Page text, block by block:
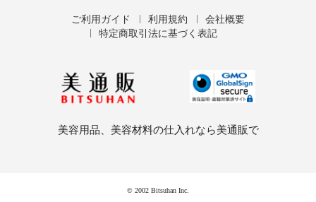
ご利用ガイド 利用規約
会社概要
特定商取引法に基づく表記
美容用品、美容材料の仕入れなら美通販で
© 2002 Bitsuhan Inc.